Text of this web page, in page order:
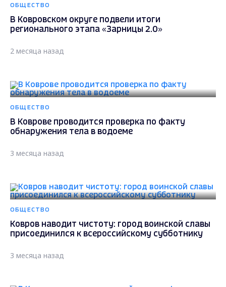
ОБЩЕСТВО
В Ковровском округе подвели итоги
регионального этапа «Зарницы 2.0»
2 месяца назад
ОБЩЕСТВО
В Коврове проводится проверка по факту
обнаружения тела в водоеме
3 месяца назад
ОБЩЕСТВО
Ковров наводит чистоту: город воинской славы
присоединился к всероссийскому субботнику
3 месяца назад